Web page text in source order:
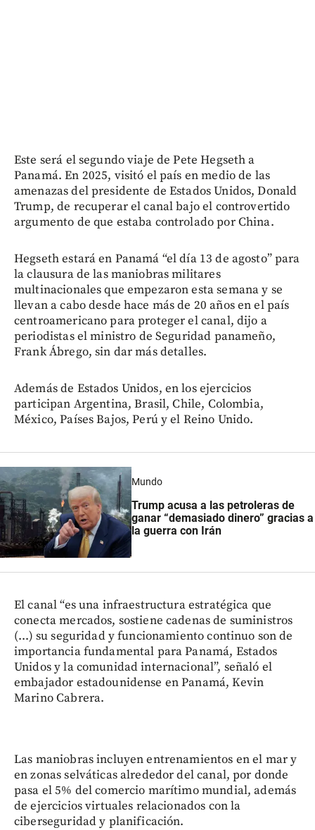
Este será el segundo viaje de Pete Hegseth a
Panamá. En 2025, visitó el país en medio de las
amenazas del presidente de Estados Unidos, Donald
Trump, de recuperar el canal bajo el controvertido
argumento de que estaba controlado por China.
Hegseth estará en Panamá “el día 13 de agosto” para
la clausura de las maniobras militares
multinacionales que empezaron esta semana y se
llevan a cabo desde hace más de 20 años en el país
centroamericano para proteger el canal, dijo a
periodistas el ministro de Seguridad panameño,
Frank Ábrego, sin dar más detalles.
Además de Estados Unidos, en los ejercicios
participan Argentina, Brasil, Chile, Colombia,
México, Países Bajos, Perú y el Reino Unido.
Mundo
Trump acusa a las petroleras de
ganar “demasiado dinero” gracias a
la guerra con Irán
El canal “es una infraestructura estratégica que
conecta mercados, sostiene cadenas de suministros
(...) su seguridad y funcionamiento continuo son de
importancia fundamental para Panamá, Estados
Unidos y la comunidad internacional”, señaló el
embajador estadounidense en Panamá, Kevin
Marino Cabrera.
Las maniobras incluyen entrenamientos en el mar y
en zonas selváticas alrededor del canal, por donde
pasa el 5% del comercio marítimo mundial, además
de ejercicios virtuales relacionados con la
ciberseguridad y planificación.